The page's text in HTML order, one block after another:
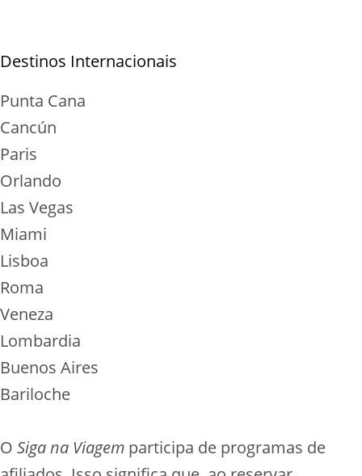
Destinos Internacionais
Punta Cana
Cancún
Paris
Orlando
Las Vegas
Miami
Lisboa
Roma
Veneza
Lombardia
Buenos Aires
Bariloche
O Siga na Viagem participa de programas de